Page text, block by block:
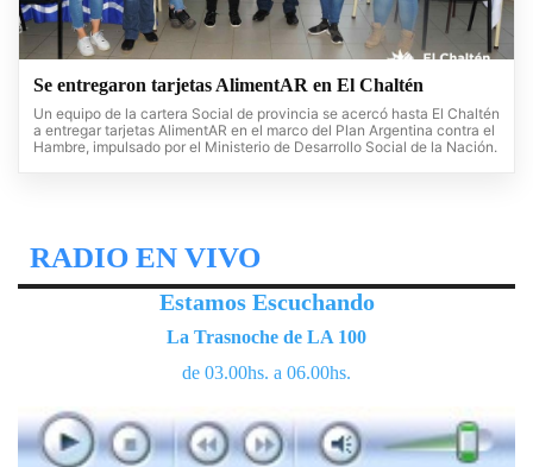
Se entregaron tarjetas AlimentAR en El Chaltén
Un equipo de la cartera Social de provincia se acercó hasta El Chaltén
a entregar tarjetas AlimentAR en el marco del Plan Argentina contra el
Hambre, impulsado por el Ministerio de Desarrollo Social de la Nación.
RADIO EN VIVO
Estamos Escuchando
La Trasnoche de LA 100
de 03.00hs. a 06.00hs.